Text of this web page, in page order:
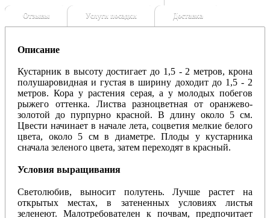
Отзывы Услуги посадки Доставка
Описание
Кустарник в высоту достигает до 1,5 - 2 метров, крона
полушаровидная и густая в ширину доходит до 1,5 - 2
метров. Кора у растения серая, а у молодых побегов
рыжего оттенка. Листва разноцветная от оранжево-
золотой до пурпурно красной. В длину около 5 см.
Цвести начинает в начале лета, соцветия мелкие белого
цвета, около 5 см в диаметре. Плоды у кустарника
сначала зеленого цвета, затем переходят в красный.
Условия выращивания
Светолюбив, выносит полутень. Лучше растет на
открытых местах, в затененных условиях листья
зеленеют. Малотребователен к почвам, предпочитает